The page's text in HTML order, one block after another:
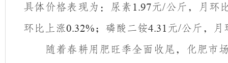
具体价格表现为：尿素 1.97元/公斤，月环
环比上涨0.32%；磷酸二铵4.31 元/公斤，月
随着春耕用肥旺季全面收尾，化肥市